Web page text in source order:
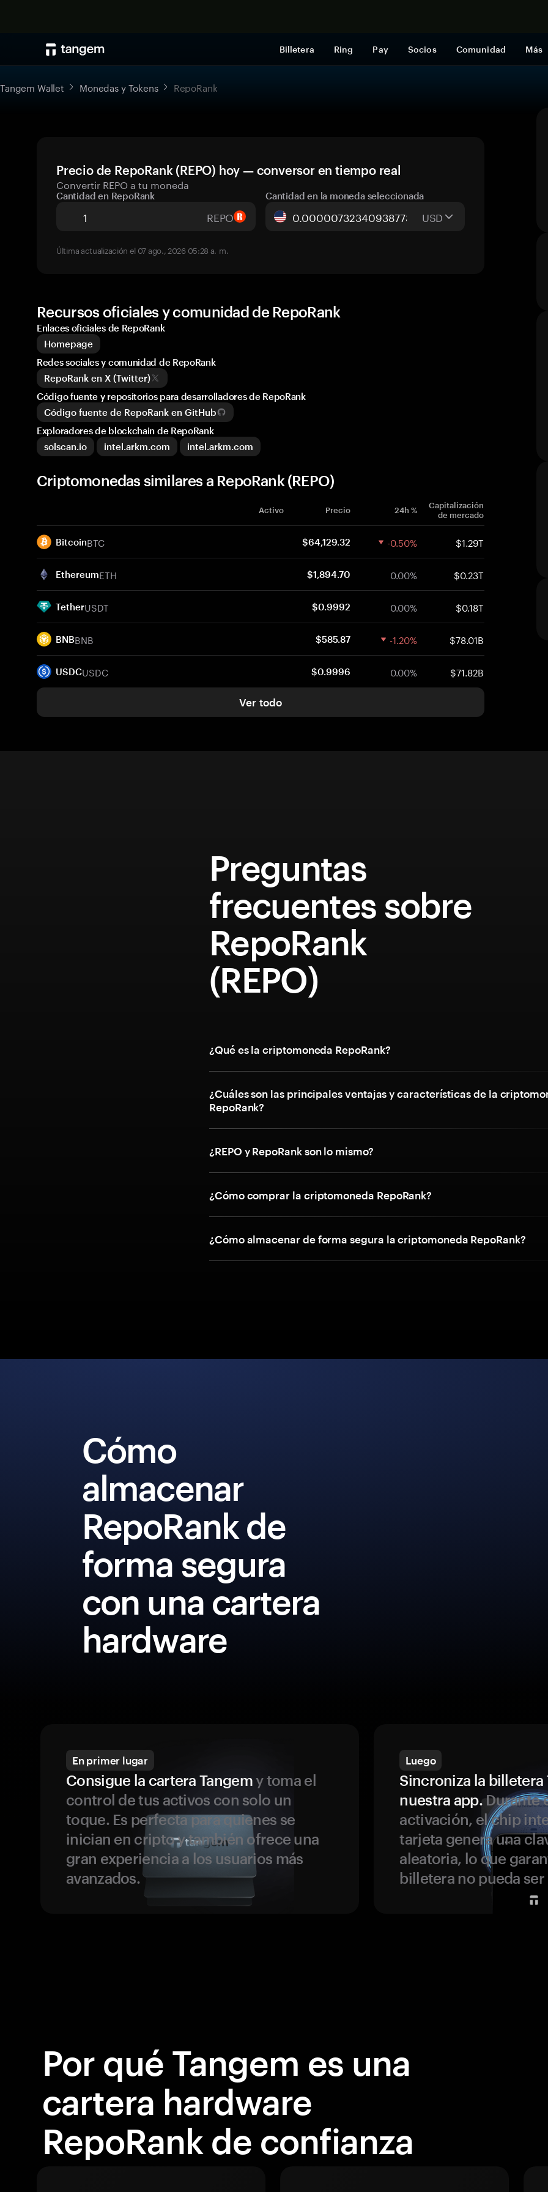
Billetera Ring Pay Socios Comunidad Más
Tangem Wallet Monedas y Tokens RepoRank
Precio de RepoRank (REPO) hoy — conversor en tiempo real
Convertir REPO a tu moneda
Cantidad en RepoRank
REPO
Cantidad en la moneda seleccionada
USD
Última actualización el 07 ago., 2026 05:28 a. m.
Recursos oficiales y comunidad de RepoRank
Enlaces oficiales de RepoRank
Homepage
Redes sociales y comunidad de RepoRank
RepoRank en X (Twitter)
Código fuente y repositorios para desarrolladores de RepoRank
Código fuente de RepoRank en GitHub
Exploradores de blockchain de RepoRank
solscan.io
intel.arkm.com intel.arkm.com
Criptomonedas similares a RepoRank (REPO)
Activo Precio 24h %
Capitalización
de mercado
BitcoinBTC $64,129.32 -0.50% $1.29T
EthereumETH $1,894.70 0.00% $0.23T
TetherUSDT $0.9992 0.00% $0.18T
BNBBNB $585.87 -1.20% $78.01B
USDCUSDC $0.9996 0.00% $71.82B
Ver todo
Preguntas
frecuentes sobre
RepoRank
(REPO)
¿Qué es la criptomoneda RepoRank?
¿Cuáles son las principales ventajas y características de la
RepoRank?
¿REPO y RepoRank son lo mismo?
¿Cómo comprar la criptomoneda RepoRank?
¿Cómo almacenar de forma segura la criptomoneda RepoRank?
Cómo
almacenar
RepoRank de
forma segura
con una cartera
hardware
En primer lugar
Consigue la cartera Tangemy toma el
control de tus activos con solo un
toque. Es perfecta para quienes se
inician en cripto y también ofrece una
gran experiencia a los usuarios más
avanzados.
Luego
Sincroniza la billetera
nuestra app.Durante
activación, el chip
tarjeta genera una
aleatoria, lo que
billetera no pueda
Por qué Tangem es una
cartera hardware
RepoRank de confianza